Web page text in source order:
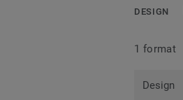
DESIGN
1 format
Design